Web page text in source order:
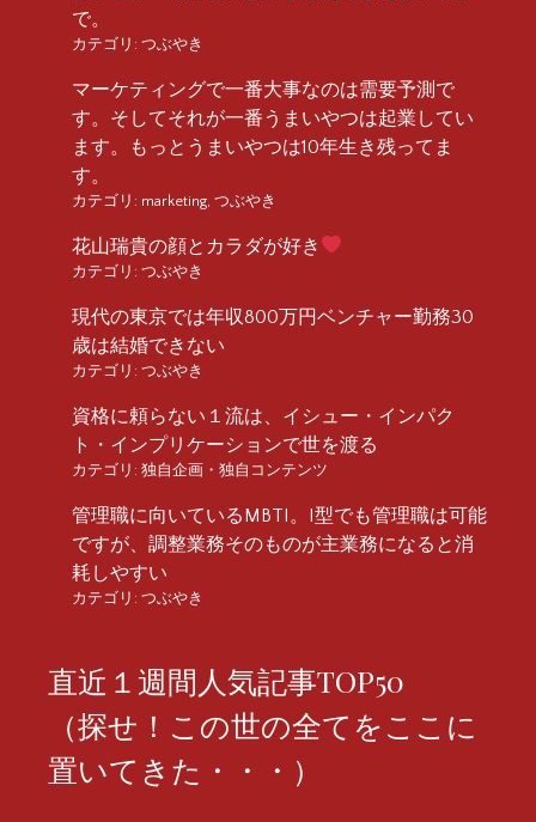
で。
カテゴリ: つぶやき
マーケティングで一番大事なのは需要予測で
す。そしてそれが一番うまいやつは起業してい
ます。もっとうまいやつは10年生き残ってま
す。
カテゴリ: marketing つぶやき
花山瑞貴の顔とカラダが好き
カテゴリ: つぶやき
現代の東京では年収800万円ベンチャー勤務30
歳は結婚できない
カテゴリ: つぶやき
資格に頼らない１流は、イシュー・インパク
ト・インプリケーションで世を渡る
カテゴリ: 独自企画・独自コンテンツ
管理職に向いているMBTI。I型でも管理職は可能
ですが、調整業務そのものが主業務になると消
耗しやすい
カテゴリ: つぶやき
直近１週間人気記事TOP50
（探せ！この世の全てをここに
置いてきた・・・）